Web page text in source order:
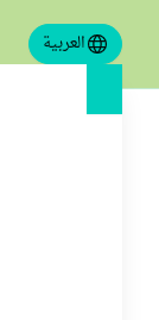
العربية